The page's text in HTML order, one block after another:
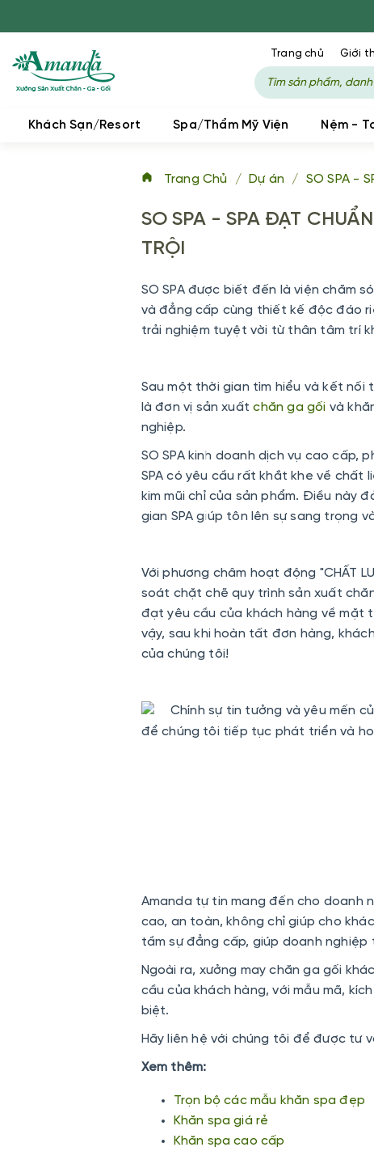
Trang chủ Giới
Khách Sạn/Resort Spa/Thẩm Mỹ Viện Nệm -
Trang Chủ / Dự án / SO SPA -
SO SPA - SPA ĐẠT
TRỘI
SO SPA được biết đến là viện chăm
và đẳng cấp cùng thiết kế độc đáo
trải nghiệm tuyệt vời từ thân tâm trí
Sau một thời gian tìm hiểu và kết nối
là đơn vị sản xuấtchăn ga gối và
nghiệp.
SO SPA kinh doanh dịch vụ cao cấp,
SPA có yêu cầu rất khắt khe về chất
kim mũi chỉ của sản phẩm. Điều này
gian SPA giúp tôn lên sự sang trọng
Với phương châm hoạt động "CHẤT
soát chặt chẽ quy trình sản xuất
đạt yêu cầu của khách hàng về mặt
vậy, sau khi hoàn tất đơn hàng,
của chúng tôi!
Chính sự tin tưởng và yêu mến
để chúng tôi tiếp tục phát triển và
Amanda tự tin mang đến cho doanh
cao, an toàn, không chỉ giúp cho
tầm sự đẳng cấp, giúp doanh nghiệp
Ngoài ra, xưởng may chăn ga gối
cầu của khách hàng, với mẫu mã,
biệt.
Hãy liên hệ với chúng tôi để được tư
Xem thêm:
Trọn bộ các mẫu khăn spa đẹp
Khăn spa giá rẻ
Khăn spa cao cấp